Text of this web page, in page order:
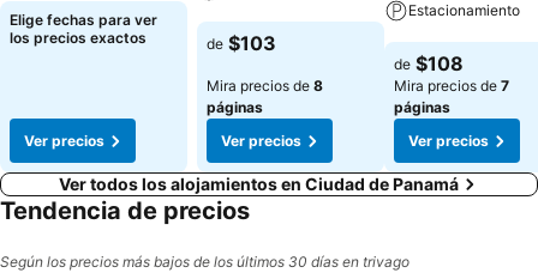
Ver precios
Elige fechas para ver
los precios exactos
Ver precios
Ver precios
de $103
Mira precios de 8
páginas
Ver precios
Estacionamiento
Ver precios
de $108
Mira precios de 7
páginas
Ver precios
Ver todos los alojamientos en Ciudad de Panamá
Tendencia de precios
Según los precios más bajos de los últimos 30 días en trivago